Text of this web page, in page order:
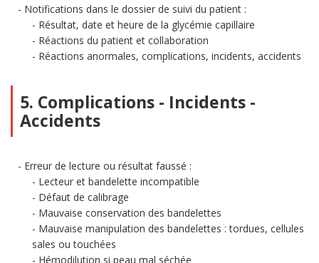
Notifications dans le dossier de suivi du patient :
Résultat, date et heure de la glycémie capillaire
Réactions du patient et collaboration
Réactions anormales, complications, incidents, accidents
5. Complications - Incidents -
Accidents
Erreur de lecture ou résultat faussé :
Lecteur et bandelette incompatible
Défaut de calibrage
Mauvaise conservation des bandelettes
Mauvaise manipulation des bandelettes : tordues, cellules
sales ou touchées
Hémodilution si peau mal séchée